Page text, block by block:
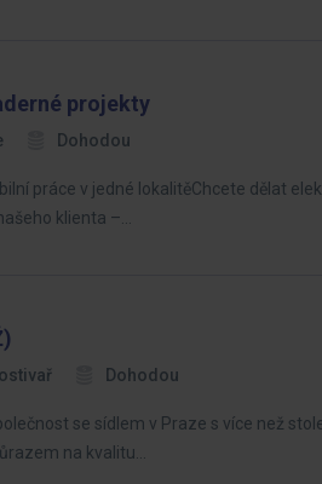
projekty
Dohodou
práce v jedné lokalitěChcete dělat
klienta –…
Dohodou
se sídlem v Praze s více než
na kvalitu…